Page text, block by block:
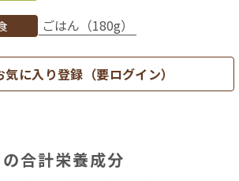
ごはん（180g）
気に入り登録（要ログイン）
の合計栄養成分